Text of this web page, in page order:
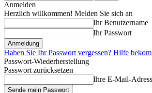
Anmelden
Herzlich willkommen! Melden Sie sich an
Ihr Benutzername
Ihr Passwort
Haben Sie Ihr Passwort vergessen? Hilfe
Passwort-Wiederherstellung
Passwort zurücksetzen
Ihre E-Mail-